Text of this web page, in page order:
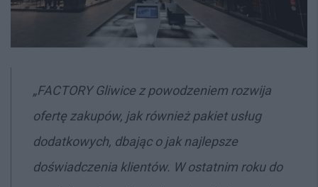
„FACTORY Gliwice z powodzeniem rozwija
ofertę zakupów, jak również pakiet usług
dodatkowych, dbając o jak najlepsze
doświadczenia klientów. W ostatnim roku do